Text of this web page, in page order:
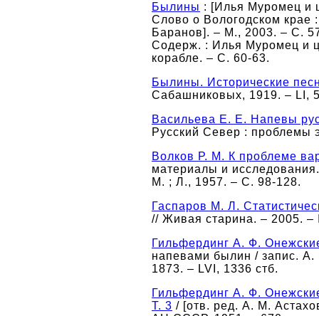
Былины : [Илья Муромец и
Слово о Вологодском крае
Баранов]. – М., 2003. – С.
Содерж. : Илья Муромец и
корабле. – С. 60-63.
Былины. Исторические
Сабашниковых, 1919. – LI,
Васильева Е. Е. Напевы
Русский Север : проблемы
Волков Р. М. К проблеме
материалы и
М. ; Л., 1957. – С. 98-128.
Гаспаров М. Л.
// Живая старина. – 2005.
Гильфердинг А. Ф.
напевами былин / запис.
1873. – LVI, 1336 стб.
Гильфердинг А. Ф.
Т. 3 / [отв. ред. А. М.